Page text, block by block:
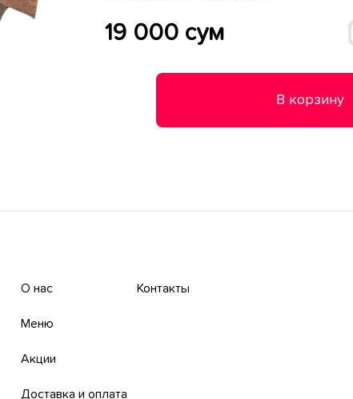
19 000 сум
В корзину
О нас
Меню
Акции
Доставка и оплата
Контакты